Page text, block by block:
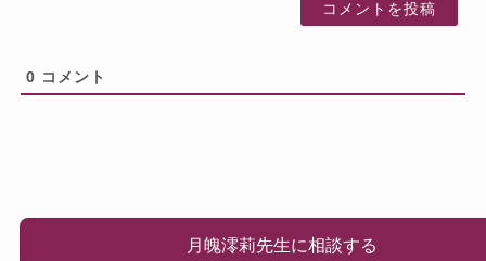
0 コメント
月魄澪莉先生に相談する